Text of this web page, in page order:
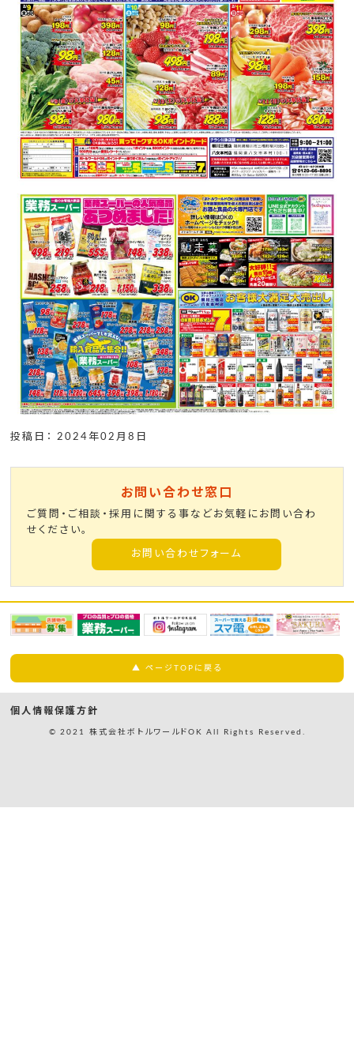
投稿日： 2024年02月8日
お問い合わせ窓口
ご質問・ご相談・採用に関する事などお気軽にお問い合わ
せください。
お問い合わせフォーム
▲ ページTOPに戻る
個人情報保護方針
© 2021 株式会社ボトルワールドOK All Rights Reserved.